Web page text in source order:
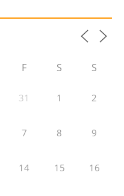
F S S
31 1 2
7 8 9
14 15 16